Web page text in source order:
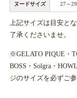
ヌードサイズ 27～29
上記サイズは目安と
了承くださいませ。
※GELATO PIQUE・
BOSS・Solgra・
ジのサイズを必ずご参